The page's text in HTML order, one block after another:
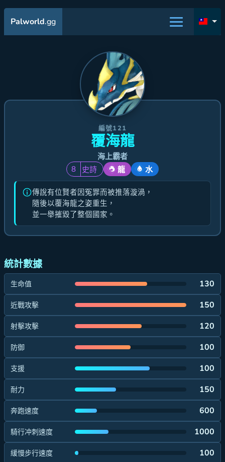
Palworld.gg
編號121
覆海龍
海上霸者
8
史詩 龍 水
傳說有位賢者因冤罪而被推落漩渦，
隨後以覆海龍之姿重生，
並一舉摧毀了整個國家。
統計數據
生命值 130
近戰攻擊 150
射擊攻擊 120
防御 100
支援 100
耐力 150
奔跑速度 600
騎行冲刺速度 1000
緩慢步行速度 100